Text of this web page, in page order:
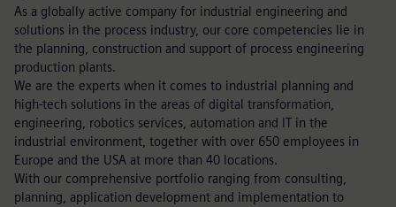
As a globally active company for industrial engineering and
solutions in the process industry, our core competencies lie in
the planning, construction and support of process engineering
production plants.
We are the experts when it comes to industrial planning and
high-tech solutions in the areas of digital transformation,
engineering, robotics services, automation and IT in the
industrial environment, together with over 650 employees in
Europe and the USA at more than 40 locations.
With our comprehensive portfolio ranging from consulting,
planning, application development and implementation to